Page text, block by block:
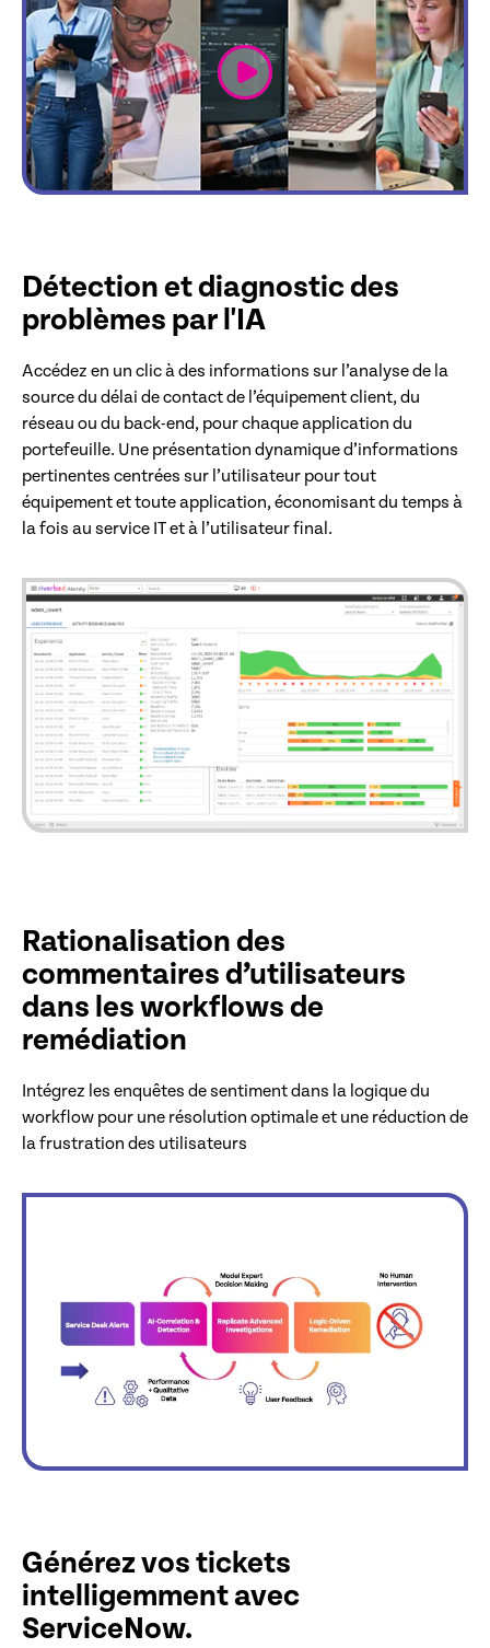
link
Détection et diagnostic des
problèmes par l'IA
Accédez en un clic à des informations sur l’analyse de la
source du délai de contact de l’équipement client, du
réseau ou du back-end, pour chaque application du
portefeuille. Une présentation dynamique d’informations
pertinentes centrées sur l’utilisateur pour tout
équipement et toute application, économisant du temps à
la fois au service IT et à l’utilisateur final.
Rationalisation des
commentaires d’utilisateurs
dans les workflows de
remédiation
Intégrez les enquêtes de sentiment dans la logique du
workflow pour une résolution optimale et une réduction de
la frustration des utilisateurs
Générez vos tickets
intelligemment avec
ServiceNow.